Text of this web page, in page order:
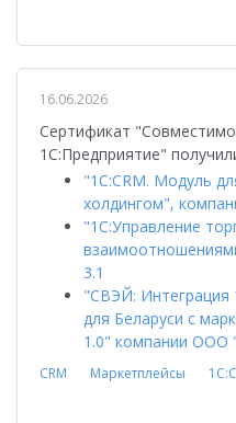
16.06.2026
Сертификат
1С:Предприятие"
"1С:CRM. Модуль
холдингом",
"1С:Управление
3.1
"СВЭЙ: Интеграция
для Беларуси с
1.0" компании ООО
CRM Маркетплейсы